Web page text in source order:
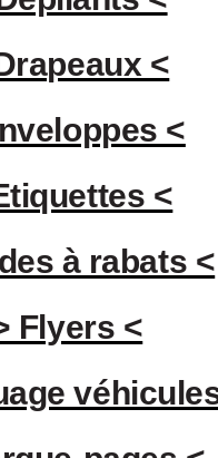
<
<
<
à rabats <
Flyers <